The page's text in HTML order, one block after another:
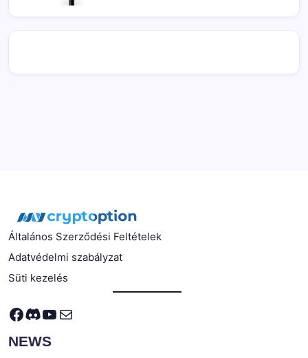
Általános Szerződési Feltételek
Adatvédelmi szabályzat
Süti kezelés
Facebook
Discord
YouTube
Mail
NEWS